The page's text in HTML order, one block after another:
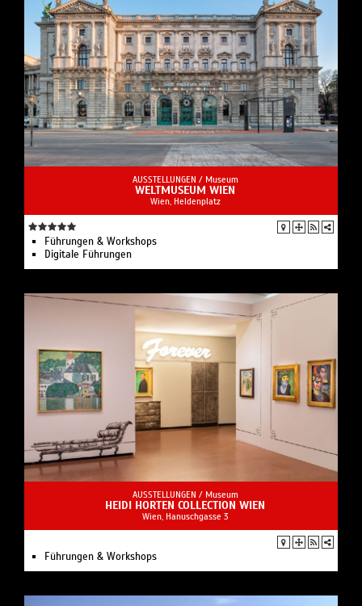
AUSSTELLUNGEN / Museum
WELTMUSEUM WIEN
Wien, Heldenplatz
Führungen & Workshops
Digitale Führungen
AUSSTELLUNGEN / Museum
HEIDI HORTEN COLLECTION WIEN
Wien, Hanuschgasse 3
Führungen & Workshops